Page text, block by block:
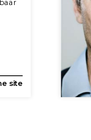
site